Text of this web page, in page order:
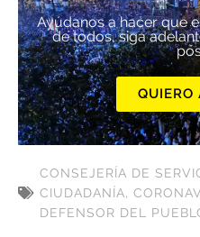
Ayúdanos a hacer que
de todos, siga
QUIERO
CONSEJERÍA DE
CIUDADANÍA,
DEFENSOR DEL